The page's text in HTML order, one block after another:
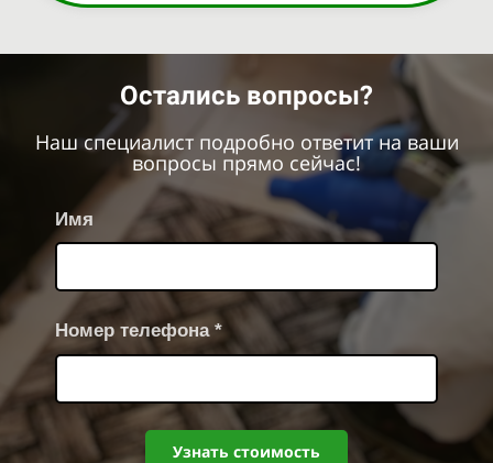
Остались вопросы?
Наш специалист подробно ответит на ваши
вопросы прямо сейчас!
Имя
Номер телефона *
Узнать стоимость